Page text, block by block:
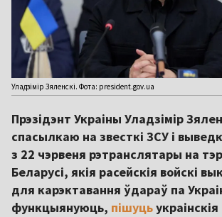
Уладзімір Зяленскі. Фота: president.gov.ua
Прэзідэнт Украіны Уладзімір
спасылкаю на звесткі ЗСУ і
з 22 чэрвеня рэтранслятары на
Беларусі, якія расейскія войскі
для карэктавання ўдараў па
функцыянуюць, пішуць